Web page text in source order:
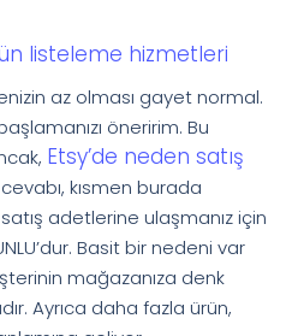
listeleme hizmetleri
az olması gayet normal.
öneririm. Bu
Etsy’de neden satış
kısmen burada
adetlerine ulaşmanız için
Basit bir nedeni var
mağazanıza denk
Ayrıca daha fazla ürün,